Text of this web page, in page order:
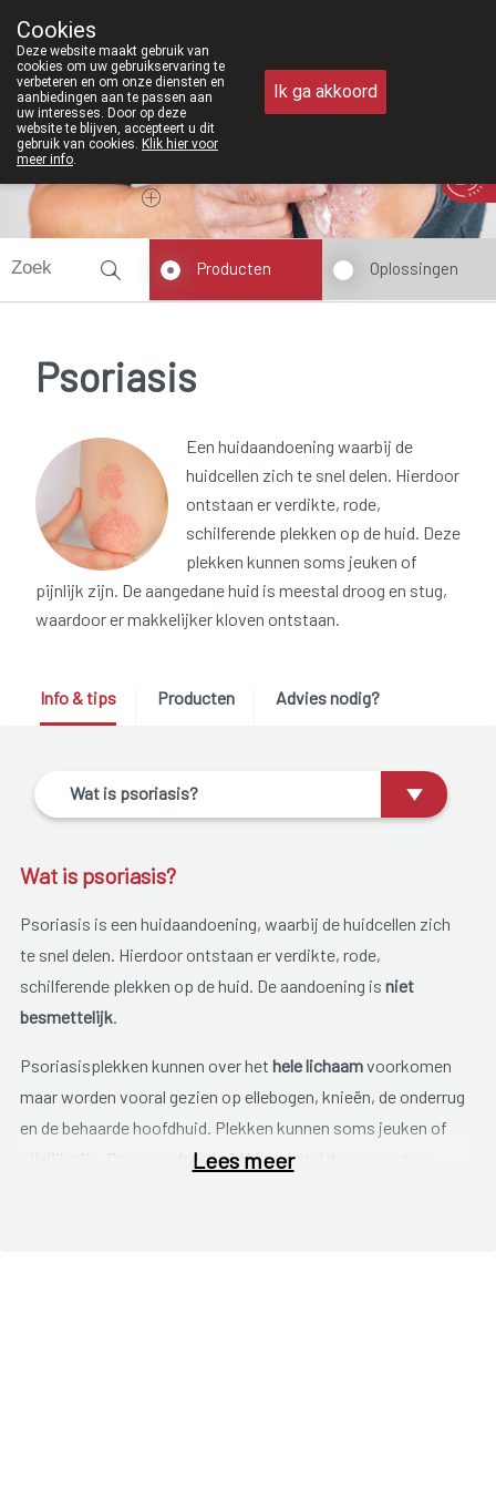
011/610300
Vandaag
Producten Oplossingen
Psoriasis
Een huidaandoening waarbij de
huidcellen zich te snel delen. Hierdoor
ontstaan er verdikte, rode,
schilferende plekken op de huid. Deze
plekken kunnen soms jeuken of
pijnlijk zijn. De aangedane huid is meestal droog en stug,
waardoor er makkelijker kloven ontstaan.
Info & tips Producten Advies nodig?
Wat is psoriasis?
Wat is psoriasis?
Psoriasis is een huidaandoening, waarbij de huidcellen zich
te snel delen. Hierdoor ontstaan er verdikte, rode,
schilferende plekken op de huid. De aandoening is niet
besmettelijk.
Psoriasisplekken kunnen over het hele lichaamvoorkomen
maar worden vooral gezien op ellebogen, knieën, de onderrug
en de behaarde hoofdhuid. Plekken kunnen soms jeuken of
pijnlijk zijn. De aangedane huid is meestal droog en stug,
Lees meer
Cookies
Deze website maakt gebruik van
cookies om uw gebruikservaring te
verbeteren en om onze diensten en
aanbiedingen aan te passen aan
uw interesses. Door op deze
website te blijven, accepteert u dit
gebruik van cookies. Klik hier voor
meer info.
Ik ga akkoord